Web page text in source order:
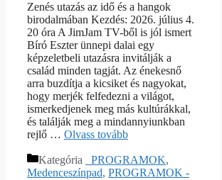
Zenés utazás az idő és a hangok
birodalmában Kezdés: 2026. július 4.
20 óra A JimJam TV-ből is jól ismert
Bíró Eszter ünnepi dalai egy
képzeletbeli utazásra invitálják a
család minden tagját. Az énekesnő
arra buzdítja a kicsiket és nagyokat,
hogy merjék felfedezni a világot,
ismerkedjenek meg más kultúrákkal,
és találják meg a mindannyiunkban
rejlő … Olvass tovább
Kategória _PROGRAMOK,
Medenceszínpad, PROGRAMOK -